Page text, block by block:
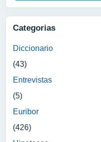
Categorias
Diccionario
(43)
Entrevistas
(5)
Euribor
(426)